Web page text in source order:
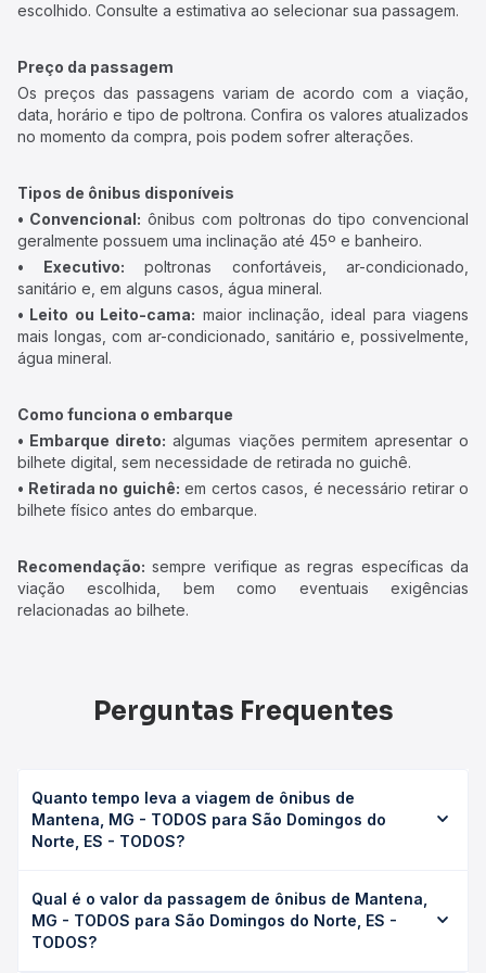
escolhido. Consulte a estimativa ao selecionar sua passagem.
Preço da passagem
Os preços das passagens variam de acordo com a viação,
data, horário e tipo de poltrona. Confira os valores atualizados
no momento da compra, pois podem sofrer alterações.
Tipos de ônibus disponíveis
• Convencional: ônibus com poltronas do tipo convencional
geralmente possuem uma inclinação até 45º e banheiro.
• Executivo: poltronas confortáveis, ar-condicionado,
sanitário e, em alguns casos, água mineral.
• Leito ou Leito-cama: maior inclinação, ideal para viagens
mais longas, com ar-condicionado, sanitário e, possivelmente,
água mineral.
Como funciona o embarque
• Embarque direto: algumas viações permitem apresentar o
bilhete digital, sem necessidade de retirada no guichê.
• Retirada no guichê: em certos casos, é necessário retirar o
bilhete físico antes do embarque.
Recomendação: sempre verifique as regras específicas da
viação escolhida, bem como eventuais exigências
relacionadas ao bilhete.
Perguntas Frequentes
Quanto tempo leva a viagem de ônibus de
Mantena, MG - TODOS para São Domingos do
Norte, ES - TODOS?
Domingos do Norte, ES - TODOS leva em média 1h 37min,
podendo variar conforme a viação, o tipo de serviço
(convencional, executivo ou leito) e as condições de
Qual é o valor da passagem de ônibus de Mantena,
MG - TODOS para São Domingos do Norte, ES -
TODOS?